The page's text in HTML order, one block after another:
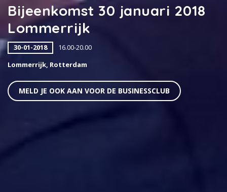
Bijeenkomst 30 januari 2018
Lommerrijk
30-01-2018
16.00-20.00
Lommerrijk, Rotterdam
MELD JE OOK AAN VOOR DE BUSINESSCLUB